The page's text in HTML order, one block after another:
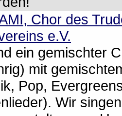
Chor des
e.V.
ein gemischter
mit
Pop,
Wir